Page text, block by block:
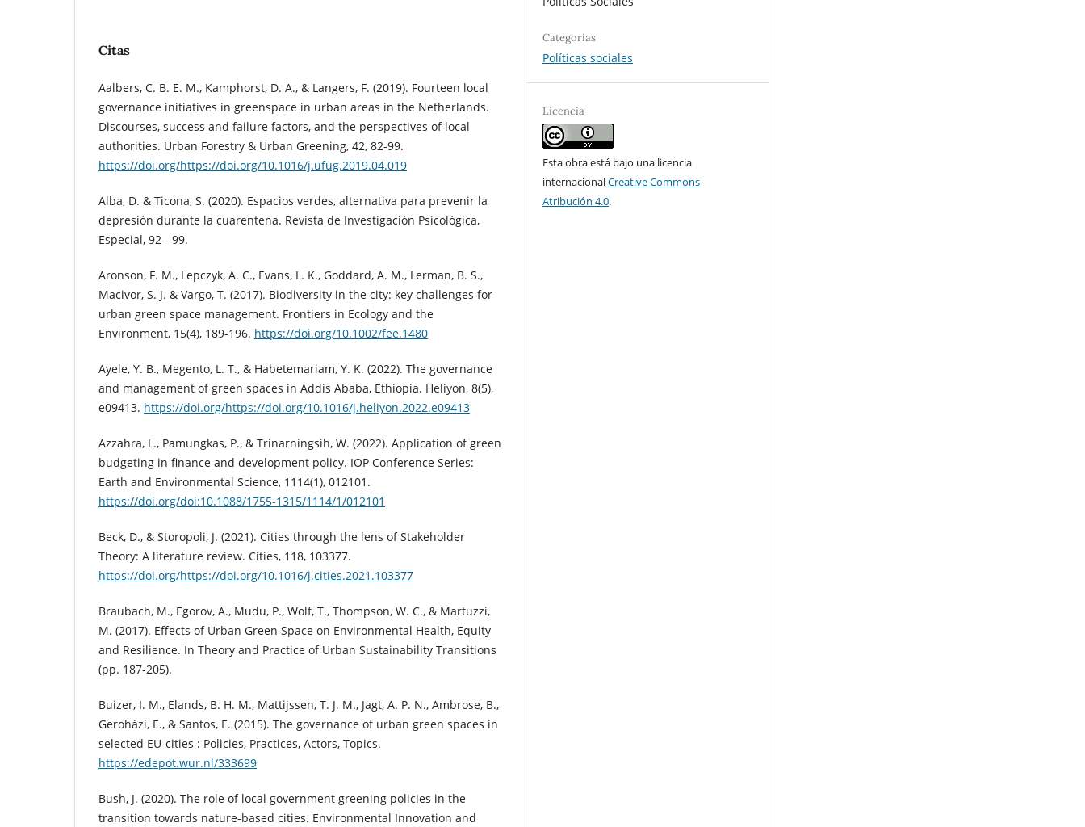
Citas
Aalbers, C. B. E. M., Kamphorst, D. A., & Langers, F. (2019). Fourteen local
governance initiatives in greenspace in urban areas in the Netherlands.
Discourses, success and failure factors, and the perspectives of local
authorities. Urban Forestry & Urban Greening, 42, 82-99.
https://doi.org/https://doi.org/10.1016/j.ufug.2019.04.019
Alba, D. & Ticona, S. (2020). Espacios verdes, alternativa para prevenir la
depresión durante la cuarentena. Revista de Investigación Psicológica,
Especial, 92 - 99.
Aronson, F. M., Lepczyk, A. C., Evans, L. K., Goddard, A. M., Lerman, B. S.,
Macivor, S. J. & Vargo, T. (2017). Biodiversity in the city: key challenges for
urban green space management. Frontiers in Ecology and the
Environment, 15(4), 189-196. https://doi.org/10.1002/fee.1480
Ayele, Y. B., Megento, L. T., & Habetemariam, Y. K. (2022). The governance
and management of green spaces in Addis Ababa, Ethiopia. Heliyon, 8(5),
e09413. https://doi.org/https://doi.org/10.1016/j.heliyon.2022.e09413
Azzahra, L., Pamungkas, P., & Trinarningsih, W. (2022). Application of green
budgeting in finance and development policy. IOP Conference Series:
Earth and Environmental Science, 1114(1), 012101.
https://doi.org/doi:10.1088/1755-1315/1114/1/012101
Beck, D., & Storopoli, J. (2021). Cities through the lens of Stakeholder
Theory: A literature review. Cities, 118, 103377.
https://doi.org/https://doi.org/10.1016/j.cities.2021.103377
Braubach, M., Egorov, A., Mudu, P., Wolf, T., Thompson, W. C., & Martuzzi,
M. (2017). Effects of Urban Green Space on Environmental Health, Equity
and Resilience. In Theory and Practice of Urban Sustainability Transitions
(pp. 187-205).
Buizer, I. M., Elands, B. H. M., Mattijssen, T. J. M., Jagt, A. P. N., Ambrose, B.,
Geroházi, E., & Santos, E. (2015). The governance of urban green spaces in
selected EU-cities : Policies, Practices, Actors, Topics.
https://edepot.wur.nl/333699
Bush, J. (2020). The role of local government greening policies in the
transition towards nature-based cities. Environmental Innovation and
Categorías
Políticas sociales
Licencia
Esta obra está bajo una licencia
internacionalCreative Commons
Atribución 4.0.